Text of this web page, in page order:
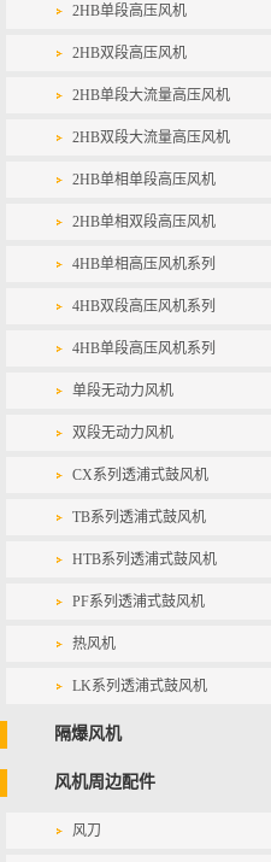
2HB单段高压风机
2HB双段高压风机
2HB单段大流量高压风机
2HB双段大流量高压风机
2HB单相单段高压风机
2HB单相双段高压风机
4HB单相高压风机系列
4HB双段高压风机系列
4HB单段高压风机系列
单段无动力风机
双段无动力风机
CX系列透浦式鼓风机
TB系列透浦式鼓风机
HTB系列透浦式鼓风机
PF系列透浦式鼓风机
热风机
LK系列透浦式鼓风机
隔爆风机
风机周边配件
风刀